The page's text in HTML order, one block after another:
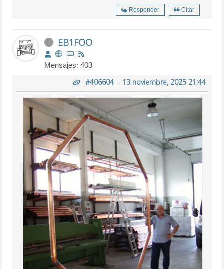
Responder Citar
EB1FOO
Mensajes: 403
#406604- 13 noviembre, 2025 21:44